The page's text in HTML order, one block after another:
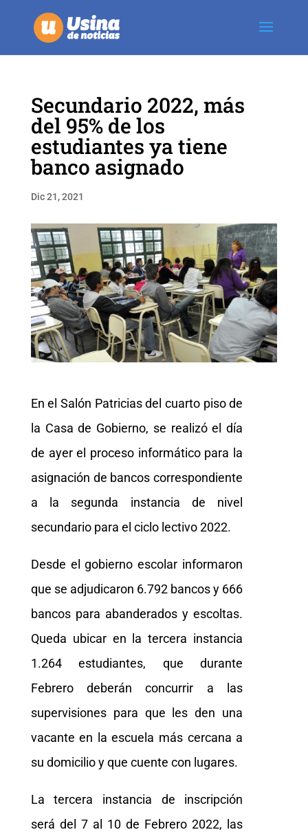
Secundario 2022, más
del 95% de los
estudiantes ya tiene
banco asignado
Dic 21, 2021
En el Salón Patricias del cuarto piso de
la Casa de Gobierno, se realizó el día
de ayer el proceso informático para la
asignación de bancos correspondiente
a la segunda instancia de nivel
secundario para el ciclo lectivo 2022.
Desde el gobierno escolar informaron
que se adjudicaron 6.792 bancos y 666
bancos para abanderados y escoltas.
Queda ubicar en la tercera instancia
1.264 estudiantes, que durante
Febrero deberán concurrir a las
supervisiones para que les den una
vacante en la escuela más cercana a
su domicilio y que cuente con lugares.
La tercera instancia de inscripción
será del 7 al 10 de Febrero 2022, las